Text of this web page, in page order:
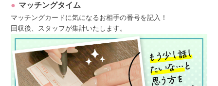
マッチングタイム
マッチングカードに気になるお相手の番号を記入！
回収後、スタッフが集計いたします。